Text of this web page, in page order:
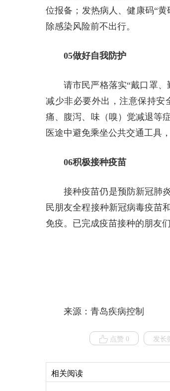
位报备；发热病人、健康码“
除感染风险前不出行。
05做好自我防护
请市民严格落实“戴口罩
减少非必要外出，注意保持安
痛、腹泻、味（嗅）觉减退等
医途中避免乘坐公共交通工具
06积极接种疫苗
接种疫苗仍是预防新冠肺
民朋友全程接种新冠病毒疫苗
免疫。已完成疫苗接种的朋友
来源：青岛疾病控制
点赞 0 发长
相关阅读